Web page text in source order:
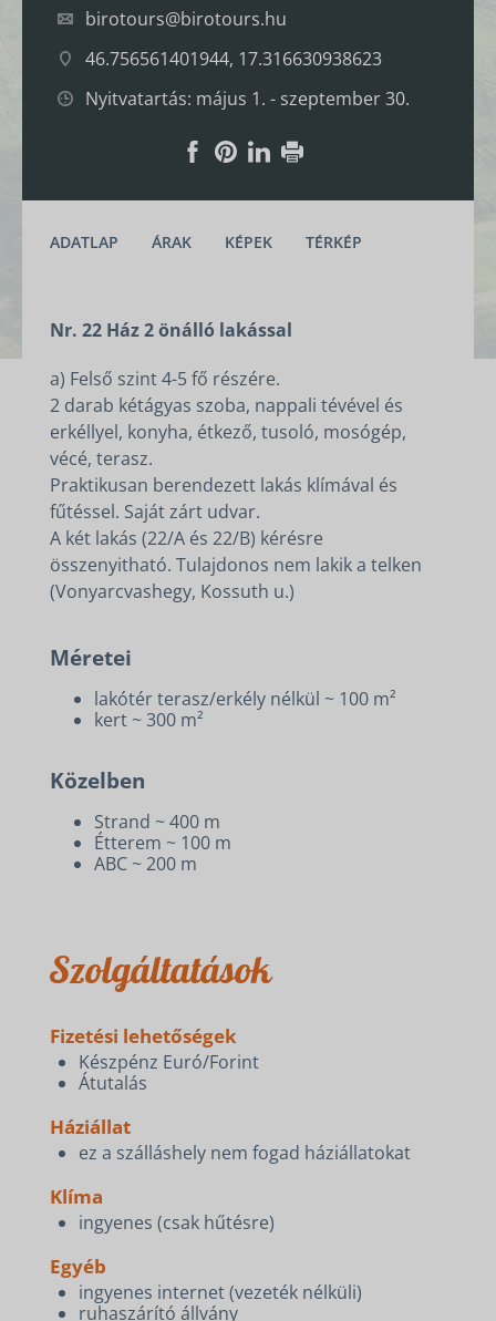
birotours@birotours.hu
46.756561401944, 17.316630938623
Nyitvatartás: május 1. - szeptember 30.
ADATLAP ÁRAK KÉPEK TÉRKÉP
Nr. 22 Ház 2 önálló lakással
a) Felső szint 4-5 fő részére.
2 darab kétágyas szoba, nappali tévével és
erkéllyel, konyha, étkező, tusoló, mosógép,
vécé, terasz.
Praktikusan berendezett lakás klímával és
fűtéssel. Saját zárt udvar.
A két lakás (22/A és 22/B) kérésre
összenyitható. Tulajdonos nem lakik a telken
(Vonyarcvashegy, Kossuth u.)
Méretei
lakótér terasz/erkély nélkül ~ 100 m²
kert ~ 300 m²
Közelben
Strand ~ 400 m
Étterem ~ 100 m
ABC ~ 200 m
Szolgáltatások
Fizetési lehetőségek
Készpénz Euró/Forint
Átutalás
Háziállat
ez a szálláshely nem fogad háziállatokat
Klíma
ingyenes (csak hűtésre)
Egyéb
ingyenes internet (vezeték nélküli)
ruhaszárító állvány